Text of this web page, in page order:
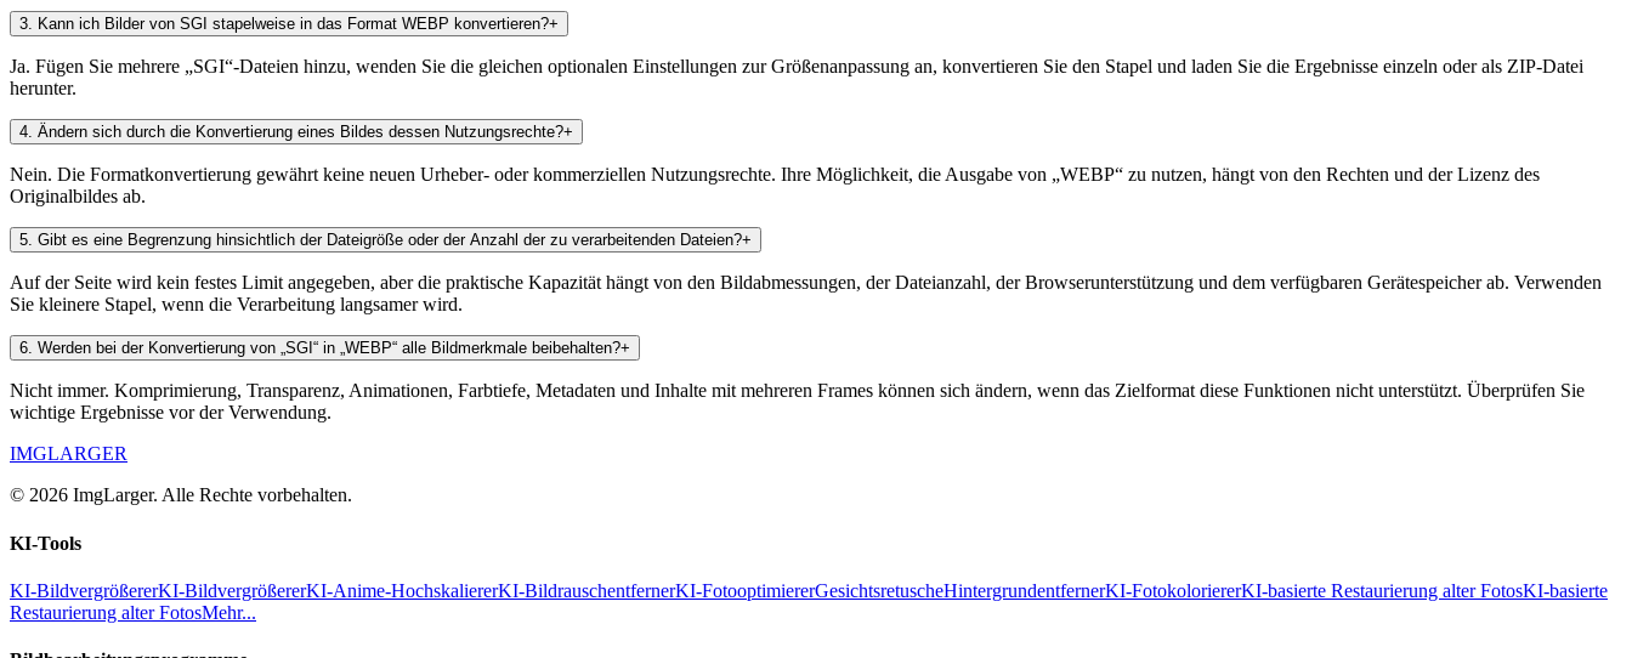
3. Kann ich Bilder von SGI stapelweise in das Format WEBP konvertieren?+
Ja. Fügen Sie mehrere „SGI“-Dateien hinzu, wenden Sie die gleichen optionalen Einstellungen zur Größenanpassung an, konvertieren Sie den Stapel und laden Sie die Ergebnisse einzeln oder als ZIP-Datei
herunter.
4. Ändern sich durch die Konvertierung eines Bildes dessen Nutzungsrechte?+
Nein. Die Formatkonvertierung gewährt keine neuen Urheber- oder kommerziellen Nutzungsrechte. Ihre Möglichkeit, die Ausgabe von „WEBP“ zu nutzen, hängt von den Rechten und der Lizenz des
Originalbildes ab.
5. Gibt es eine Begrenzung hinsichtlich der Dateigröße oder der Anzahl der zu verarbeitenden Dateien?+
Auf der Seite wird kein festes Limit angegeben, aber die praktische Kapazität hängt von den Bildabmessungen, der Dateianzahl, der Browserunterstützung und dem verfügbaren Gerätespeicher ab. Verwenden
Sie kleinere Stapel, wenn die Verarbeitung langsamer wird.
6. Werden bei der Konvertierung von „SGI“ in „WEBP“ alle Bildmerkmale beibehalten?+
Nicht immer. Komprimierung, Transparenz, Animationen, Farbtiefe, Metadaten und Inhalte mit mehreren Frames können sich ändern, wenn das Zielformat diese Funktionen nicht unterstützt. Überprüfen Sie
wichtige Ergebnisse vor der Verwendung.
IMGLARGER
© 2026 ImgLarger. Alle Rechte vorbehalten.
KI-Tools
KI-BildvergrößererKI-BildvergrößererKI-Anime-HochskaliererKI-BildrauschentfernerKI-FotooptimiererGesichtsretuscheHintergrundentfernerKI-FotokoloriererKI-basierte Restaurierung alter FotosKI-basierte
Restaurierung alter FotosMehr...